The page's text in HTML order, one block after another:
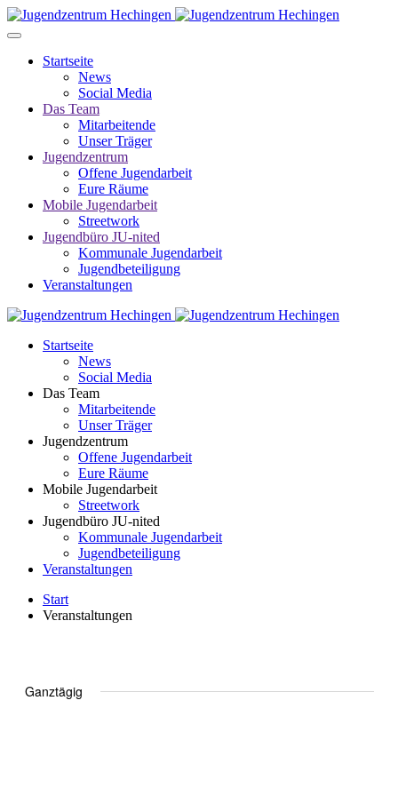
Startseite
News
Social Media
Das Team
Mitarbeitende
Unser Träger
Jugendzentrum
Offene Jugendarbeit
Eure Räume
Mobile Jugendarbeit
Streetwork
Jugendbüro JU-nited
Kommunale Jugendarbeit
Jugendbeteiligung
Veranstaltungen
Startseite
News
Social Media
Das Team
Mitarbeitende
Unser Träger
Jugendzentrum
Offene Jugendarbeit
Eure Räume
Mobile Jugendarbeit
Streetwork
Jugendbüro JU-nited
Kommunale Jugendarbeit
Jugendbeteiligung
Veranstaltungen
Start
Veranstaltungen
wählen.
Ganztägig